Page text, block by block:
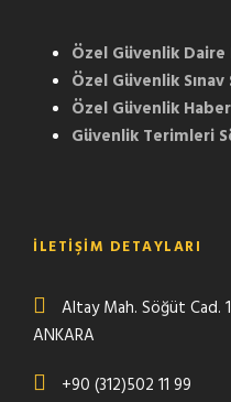
Özel Güvenlik Daire
Özel Güvenlik Sınav
Özel Güvenlik
Güvenlik Terimleri
İLETİŞİM DETAYLARI
Altay Mah. Söğüt Cad.
ANKARA
+90 (312)502 11 99